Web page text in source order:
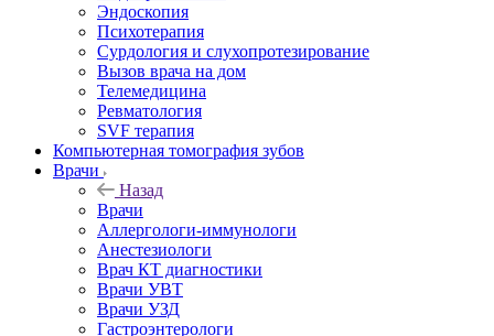
Эндоскопия
Психотерапия
Сурдология и слухопротезирование
Вызов врача на дом
Телемедицина
Ревматология
SVF терапия
Компьютерная томография зубов
Врачи
Назад
Врачи
Аллергологи-иммунологи
Анестезиологи
Врач КТ диагностики
Врачи УВТ
Врачи УЗД
Гастроэнтерологи